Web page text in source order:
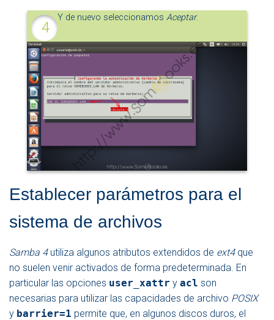
Y de nuevo seleccionamosAceptar.
Establecer parámetros para el
sistema de archivos
Samba 4utiliza algunos atributos extendidos de ext4que
no suelen venir activados de forma predeterminada. En
particular las opciones user_xattr y acl son
necesarias para utilizar las capacidades de archivo POSIX
y barrier=1 permite que, en algunos discos duros, el